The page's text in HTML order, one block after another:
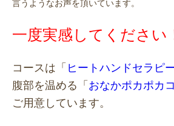
言うようなお声を頂いています。
一度実感してください
コースは「 ヒートハンドセラピ
腹部を温める「 おなかポカポカ
ご用意しています。